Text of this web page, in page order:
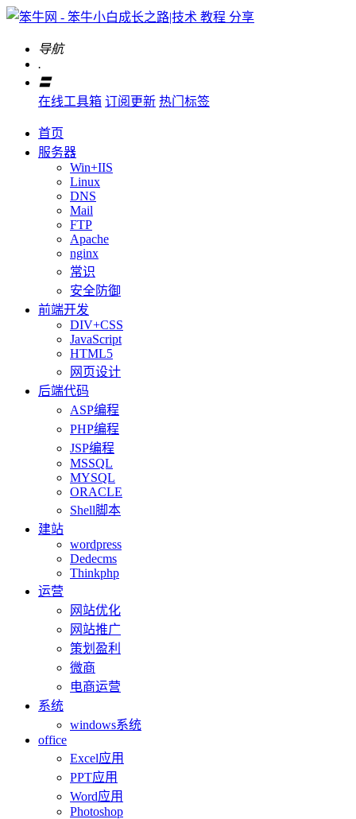
导航
.
〓
在线工具箱 订阅更新 热门标签
首页
服务器
Win+IIS
Linux
DNS
Mail
FTP
Apache
nginx
常识
安全防御
前端开发
DIV+CSS
JavaScript
HTML5
网页设计
后端代码
ASP编程
PHP编程
JSP编程
MSSQL
MYSQL
ORACLE
Shell脚本
建站
wordpress
Dedecms
Thinkphp
运营
网站优化
网站推广
策划盈利
微商
电商运营
系统
windows系统
office
Excel应用
PPT应用
Word应用
Photoshop